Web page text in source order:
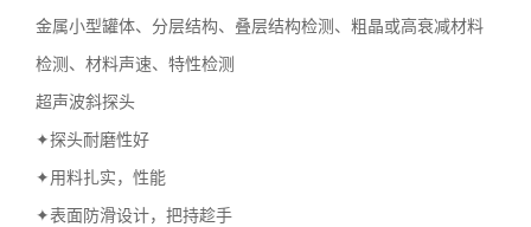
金属小型罐体、分层结构、叠层结构检测、粗晶或高衰减材料
检测、材料声速、特性检测
超声波斜探头
✦探头耐磨性好
✦用料扎实，性能
✦表面防滑设计，把持趁手